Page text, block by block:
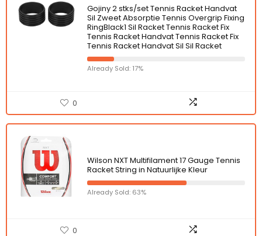
Gojiny 2 stks/set Tennis Racket Handvat
Sil Zweet Absorptie Tennis Overgrip Fixing
RingBlack1 Sil Racket Tennis Racket Fix
Tennis Racket Handvat Tennis Racket Fix
Tennis Racket Handvat Sil Sil Racket
Already Sold: 17%
0
Wilson NXT Multifilament 17 Gauge Tennis
Racket String in Natuurlijke Kleur
Already Sold: 63%
0